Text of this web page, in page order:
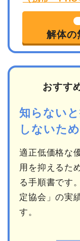
解体の
おすす
知らない
しないた
適正低価格な
用を抑えるた
る手順書です
定協会」の実
す。